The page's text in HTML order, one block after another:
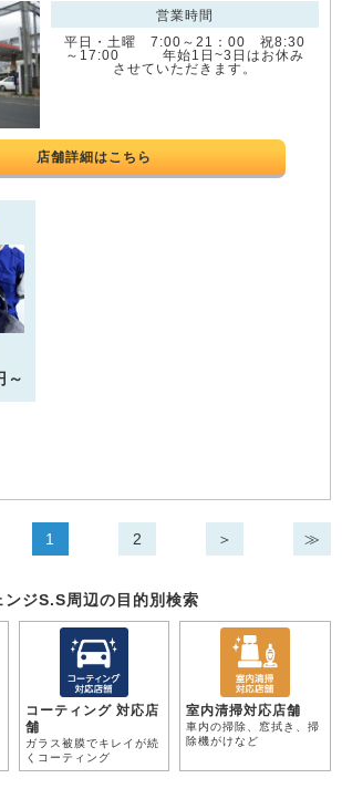
営業時間
平日・土曜 7:00～21：00 祝8:30
～17:00 年始1日~3日はお休み
させていただきます。
店舗詳細はこちら
～
1 2 ＞ ≫
ンジS.S周辺の目的別検索
コーティング 対応店
舗
ガラス被膜でキレイが続
くコーティング
室内清掃対応店舗
車内の掃除、窓拭き、掃
除機がけなど